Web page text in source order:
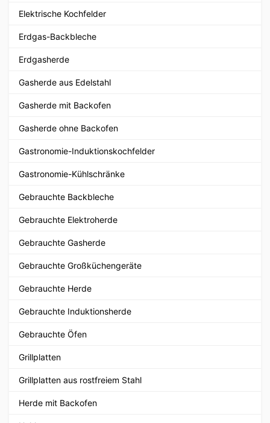
Elektrische Kochfelder
Erdgas-Backbleche
Erdgasherde
Gasherde aus Edelstahl
Gasherde mit Backofen
Gasherde ohne Backofen
Gastronomie-Induktionskochfelder
Gastronomie-Kühlschränke
Gebrauchte Backbleche
Gebrauchte Elektroherde
Gebrauchte Gasherde
Gebrauchte Großküchengeräte
Gebrauchte Herde
Gebrauchte Induktionsherde
Gebrauchte Öfen
Grillplatten
Grillplatten aus rostfreiem Stahl
Herde mit Backofen